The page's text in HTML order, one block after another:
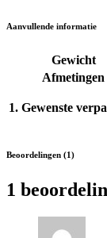
Aanvullende informatie
Gewicht
Afmetingen
1. Gewenste
Beoordelingen (1)
1